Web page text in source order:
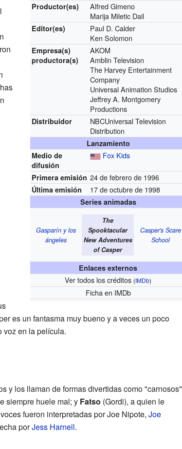
Productor(es)
Alfred Gimeno
Marija Miletic Dail
Editor(es)
Paul D. Calder
Ken Solomon
Empresa(s)
productora(s)
AKOM
Amblin Television
The Harvey Entertainment
Company
Universal Animation Studios
Jeffrey A. Montgomery
Productions
Distribuidor
NBCUniversal Television
Distribution
Lanzamiento
Medio de
difusión
Fox Kids
Primera emisión 24 de febrero de 1996
Última emisión 17 de octubre de 1998
Series animadas
Gasparín y los
ángeles
The
Spooktacular
New Adventures
of Casper
Casper's Scare
School
Enlaces externos
Ver todos los créditos (IMDb)
Fichaen IMDb
es un fantasma muy bueno y a veces un poco
voz en la película.
y los llaman de formas divertidas como "carnosos"
siempre huele mal; y Fatso (Gordi), a quien le
fueron interpretadas por Joe Nipote, Joe
porJess Harnell.